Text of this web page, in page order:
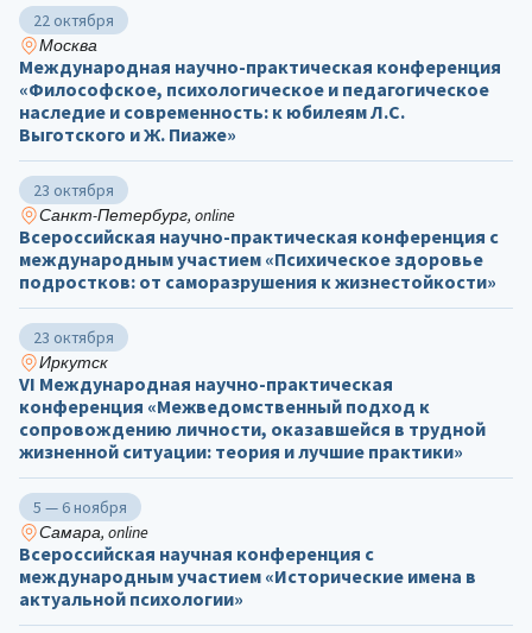
22 октября
Москва
Международная научно-практическая конференция
«Философское, психологическое и педагогическое
наследие и современность: к юбилеям Л.С.
Выготского и Ж. Пиаже»
23 октября
Санкт-Петербург, online
Всероссийская научно-практическая конференция с
международным участием «Психическое здоровье
подростков: от саморазрушения к жизнестойкости»
23 октября
Иркутск
VI Международная научно-практическая
конференция «Межведомственный подход к
сопровождению личности, оказавшейся в трудной
жизненной ситуации: теория и лучшие практики»
5 — 6 ноября
Самара, online
Всероссийская научная конференция с
международным участием «Исторические имена в
актуальной психологии»